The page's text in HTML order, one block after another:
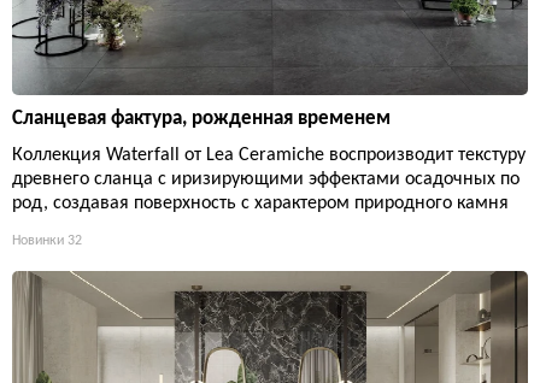
Сланцевая фактура, рожденная временем
Коллекция Waterfall от Lea Ceramiche воспроизводит текстуру
древнего сланца с иризирующими эффектами осадочных по
род, создавая поверхность с характером природного камня
Новинки 32